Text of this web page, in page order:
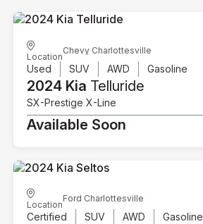
Location
Chevy Charlottesville
Used SUV AWD Gasoline
2024 Kia Telluride
SX-Prestige X-Line
Available Soon
Location
Ford Charlottesville
Certified SUV AWD Gasoline